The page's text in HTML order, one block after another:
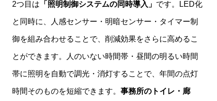
2つ目は 「照明制御システムの同時導入」 です。LED化
と同時に、人感センサー・明暗センサー・タイマー制
御を組み合わせることで、削減効果をさらに高めるこ
とができます。人のいない時間帯・昼間の明るい時間
帯に照明を自動で調光・消灯することで、年間の点灯
時間そのものを短縮できます。 事務所のトイレ・廊